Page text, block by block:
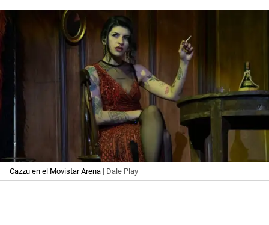
Cazzu en el Movistar Arena | Dale Play